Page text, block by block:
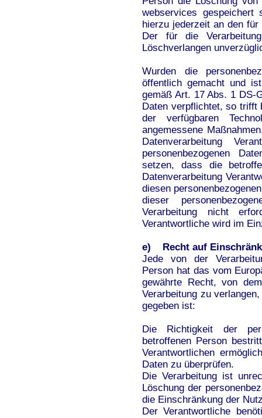
webservices
hierzu jederzeit an den für
Der für die
Löschverlangen
Wurden die
öffentlich gemacht und
gemäß Art. 17 Abs. 1 DS-
Daten verpflichtet, so trifft
der verfügbaren
angemessene
Datenverarbeitung
personenbezogenen
setzen, dass die
Datenverarbeitung
diesen
dieser
Verarbeitung nicht
Verantwortliche wird im
e) Recht auf
Jede von der
Person hat das vom
gewährte Recht, von
Verarbeitung zu
gegeben ist:
Die Richtigkeit der
betroffenen Person
Verantwortlichen
Daten zu überprüfen.
Die Verarbeitung ist
Löschung der
die Einschränkung der
Der Verantwortliche